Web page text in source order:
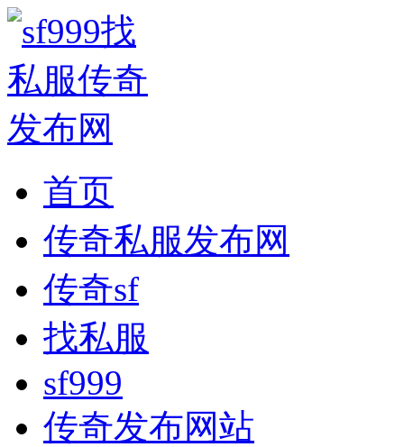
首页
传奇私服发布网
传奇sf
找私服
sf999
传奇发布网站